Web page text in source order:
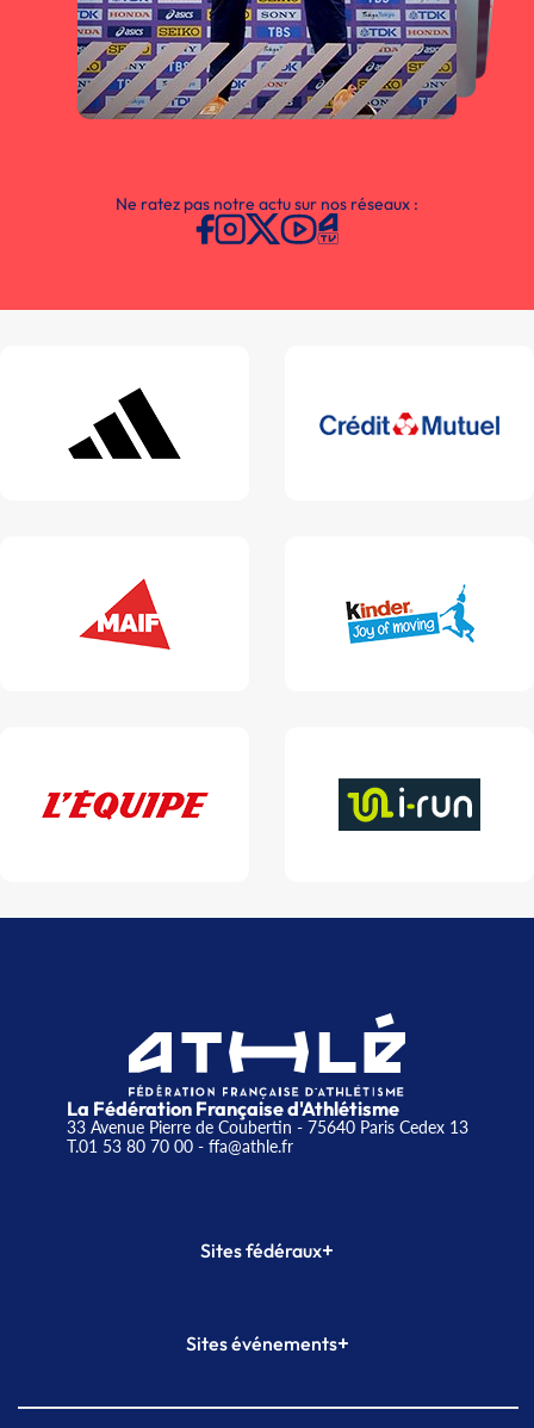
Ne ratez pas notre actu sur nos réseaux :
La Fédération Française d'Athlétisme
33 Avenue Pierre de Coubertin - 75640 Paris Cedex 13
T.01 53 80 70 00- ffa@athle.fr
Sites fédéraux+
Plateforme Formation
Sites événements+
Meeting de Paris indoor